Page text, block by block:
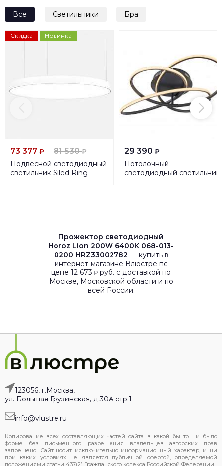
Все Светильники Бра
Скидка Новинка
73 377 ₽ 81 530₽
Подвесной светодиодный
светильник Siled Ring
29 390 ₽
Потолочный
светодиодный светильник
Прожектор светодиодный
Horoz Lion 200W 6400K 068-013-
0200 HRZ33002782 — купить в
интернет-магазине Влюстре по
цене 12 673 ₽ руб. с доставкой по
Москве, Московской области и по
всей России.
123056, г.Москва,
ул. Большая Грузинская, д.30А стр.1
info@vlustre.ru
Копирование всех составляющих частей сайта в какой бы то ни было
форме без письменного разрешения владельцев авторских прав
запрещено. Сайт носит исключительно информационный характер, и ни
при каких условиях не является публичной офертой, определяемой
положениями статьи 437(2) Гражданского кодекса Российской Федерации.